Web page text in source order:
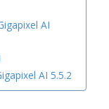
AI
AI 5.5.2